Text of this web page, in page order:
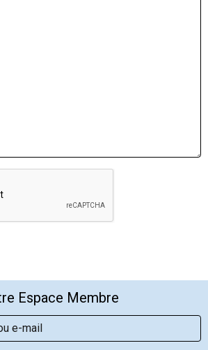
Espace Membre